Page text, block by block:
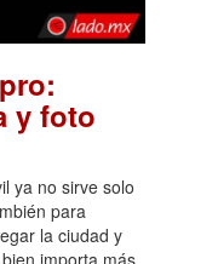
y foto
ya no sirve solo
para
la ciudad y